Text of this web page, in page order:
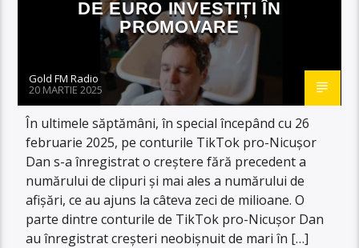
DE EURO INVESTIȚI ÎN
PROMOVARE
Gold FM Radio
20 MARTIE 2025
În ultimele săptămâni, în special începând cu 26
februarie 2025, pe conturile TikTok pro-Nicușor
Dan s-a înregistrat o creștere fără precedent a
numărului de clipuri și mai ales a numărului de
afișări, ce au ajuns la câteva zeci de milioane. O
parte dintre conturile de TikTok pro-Nicușor Dan
au înregistrat creșteri neobișnuit de mari în […]